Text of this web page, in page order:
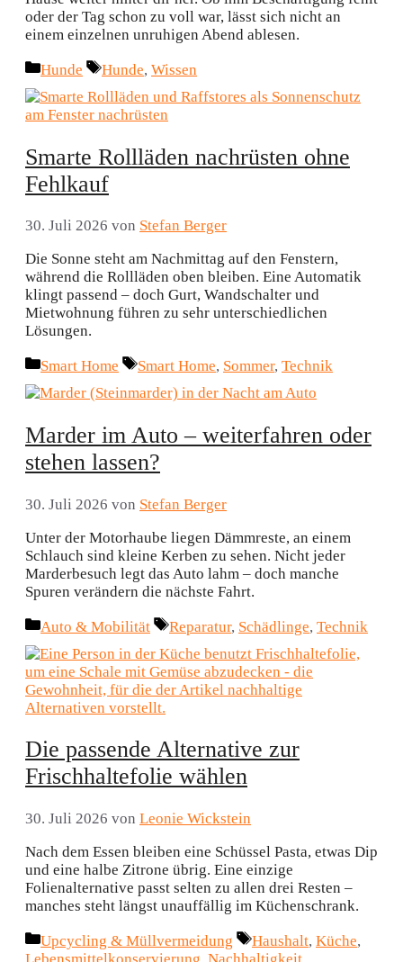
oder der Tag schon zu voll war, lässt sich nicht an
einem einzelnen unruhigen Abend ablesen.
Kategorien
Hunde Schlagwörter
Hunde, Wissen
Smarte Rollläden nachrüsten ohne
Fehlkauf
30. Juli 2026 von Stefan Berger
Die Sonne steht am Nachmittag auf den Fenstern,
während die Rollläden oben bleiben. Eine Automatik
klingt passend – doch Gurt, Wandschalter und
Mietwohnung führen zu sehr unterschiedlichen
Lösungen.
Kategorien
Smart Home Schlagwörter
Smart Home, Sommer, Technik
Marder im Auto – weiterfahren oder
stehen lassen?
30. Juli 2026 von Stefan Berger
Unter der Motorhaube liegen Dämmreste, an einem
Schlauch sind kleine Kerben zu sehen. Nicht jeder
Marderbesuch legt das Auto lahm – doch manche
Spuren verändern die nächste Fahrt.
Kategorien
Auto & Mobilität Schlagwörter
Reparatur, Schädlinge, Technik
Die passende Alternative zur
Frischhaltefolie wählen
30. Juli 2026 von Leonie Wickstein
Nach dem Essen bleiben eine Schüssel Pasta, etwas Dip
und eine halbe Zitrone übrig. Eine einzige
Folienalternative passt selten zu allen drei Resten –
manches steht längst unauffällig im Küchenschrank.
Kategorien
Upcycling & Müllvermeidung Schlagwörter
Haushalt, Küche,